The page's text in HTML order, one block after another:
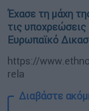
Έχασε τη μάχη
τις
Ευρωπαϊκό
https://
rela
Διαβάστε